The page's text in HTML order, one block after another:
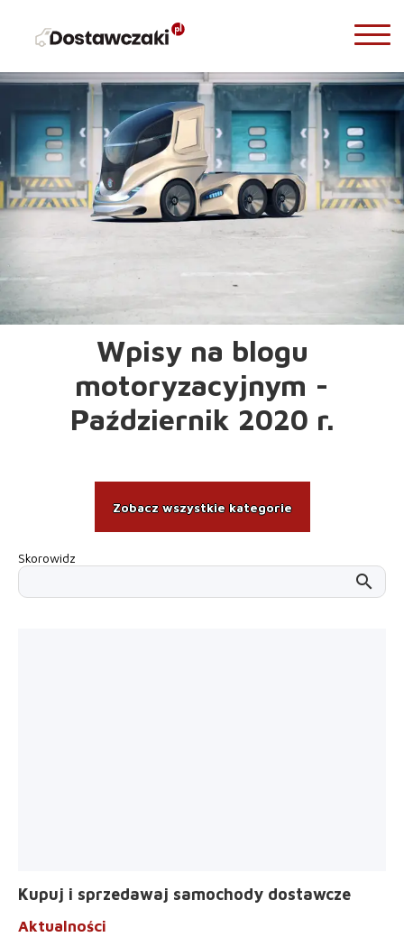
Wpisy na blogu
motoryzacyjnym -
Październik 2020 r.
Skorowidz
search
Kupuj i sprzedawaj samochody dostawcze
Aktualności
Zobacz wszystkie kategorie